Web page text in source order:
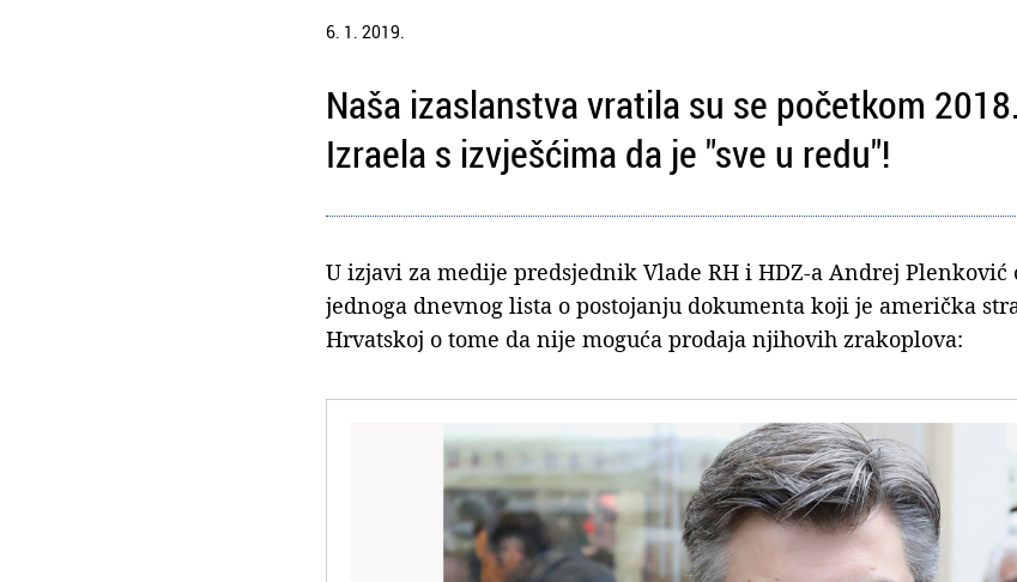
6. 1. 2019.
Naša izaslanstva vratila su se početkom
Izraela s izvješćima da je "sve u redu"!
U izjavi za medije predsjednik Vlade RH i HDZ-a Andrej
jednoga dnevnog lista o postojanju dokumenta koji je američka
Hrvatskoj o tome da nije moguća prodaja njihovih zrakoplova: